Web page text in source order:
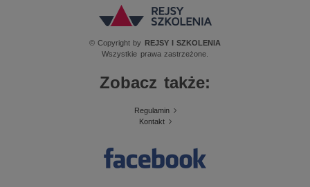
© Copyright by REJSY I SZKOLENIA
Wszystkie prawa zastrzeżone.
Zobacz także:
Regulamin
Kontakt